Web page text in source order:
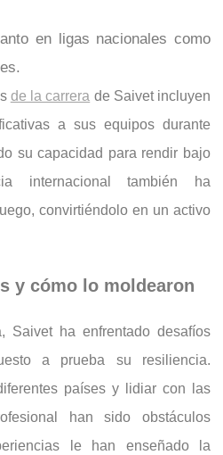
en ligas nacionales como
de la carrera de Saivet incluyen
a sus equipos durante
su capacidad para rendir bajo
internacional también ha
convirtiéndolo en un activo
y cómo lo moldearon
Saivet ha enfrentado desafíos
a prueba su resiliencia.
países y lidiar con las
han sido obstáculos
le han enseñado la